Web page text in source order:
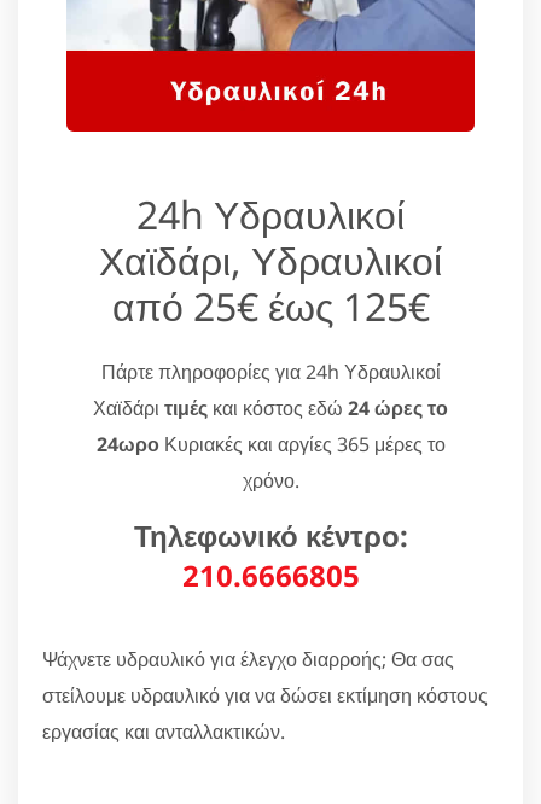
24h Υδραυλικοί
Χαϊδάρι, Υδραυλικοί
από 25€ έως 125€
Πάρτε πληροφορίες για 24h Υδραυλικοί
Χαϊδάρι τιμές και κόστος εδώ 24 ώρες το
24ωροΚυριακές και αργίες 365 μέρες το
χρόνο.
Τηλεφωνικό κέντρο:
210.6666805
Ψάχνετε υδραυλικό για έλεγχο διαρροής; Θα σας
στείλουμε υδραυλικό για να δώσει εκτίμηση κόστους
εργασίας και ανταλλακτικών.